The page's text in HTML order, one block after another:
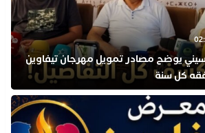
يوضح مصادر تمويل مهرجان تيفاوين
كل سنة